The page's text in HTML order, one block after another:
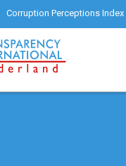
Corruption Perceptions Index